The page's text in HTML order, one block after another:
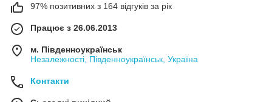
97% позитивних з 164 відгуків за рік
Працює з 26.06.2013
м. Південноукраїнськ
Незалежності, Південноукраїнськ, Україна
Контакти